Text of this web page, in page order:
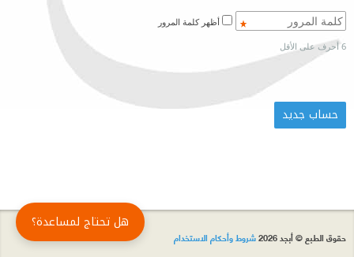
6 أحرف على الأقل
حقوق الطبع © أبجد 2026 شروط وأحكام الاستخدام
هل تحتاج لمساعدة؟